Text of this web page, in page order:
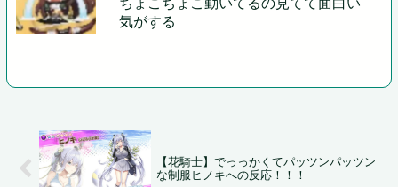
気がする
【花騎士】でっっかくてパッツンパッツン
な制服ヒノキへの反応！！！